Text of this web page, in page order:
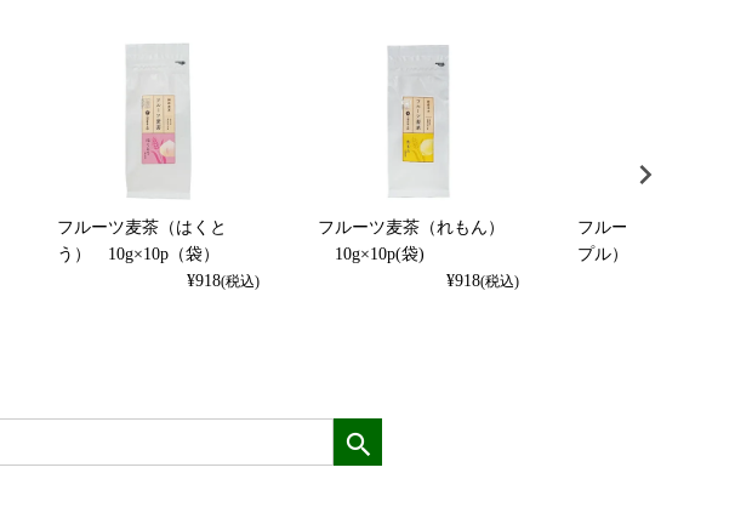
フルーツ麦茶（はくと
う） 10g×10p（袋）
¥918(税込)
フルーツ麦茶（れもん）
10g×10p(袋)
¥918(税込)
フルーツ麦茶（パイナ
プル） 10g×10p（袋